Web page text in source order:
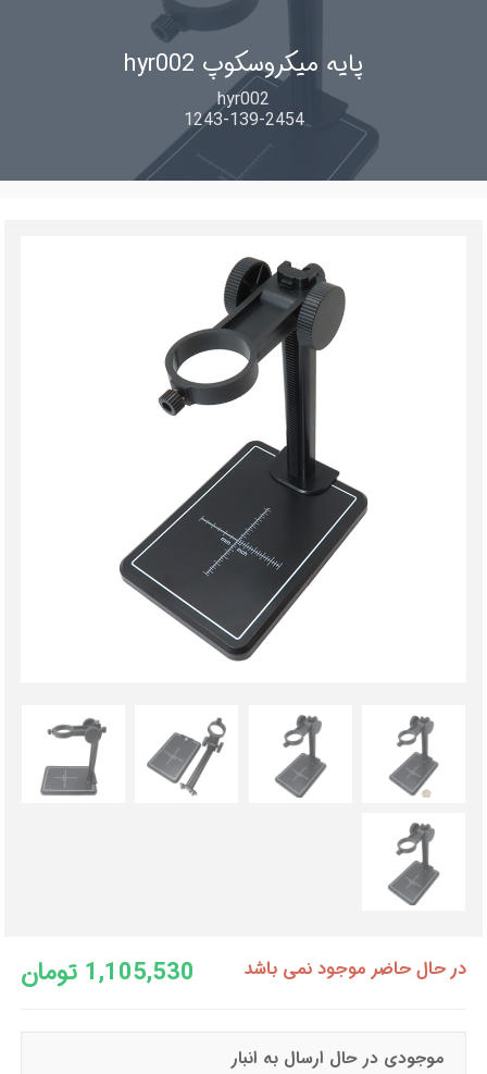
پایه میکروسکوپ hyr002
hyr002
1243-139-2454
1,105,530 تومان در حال حاضر موجود نمی باشد
موجودی در حال ارسال به انبار